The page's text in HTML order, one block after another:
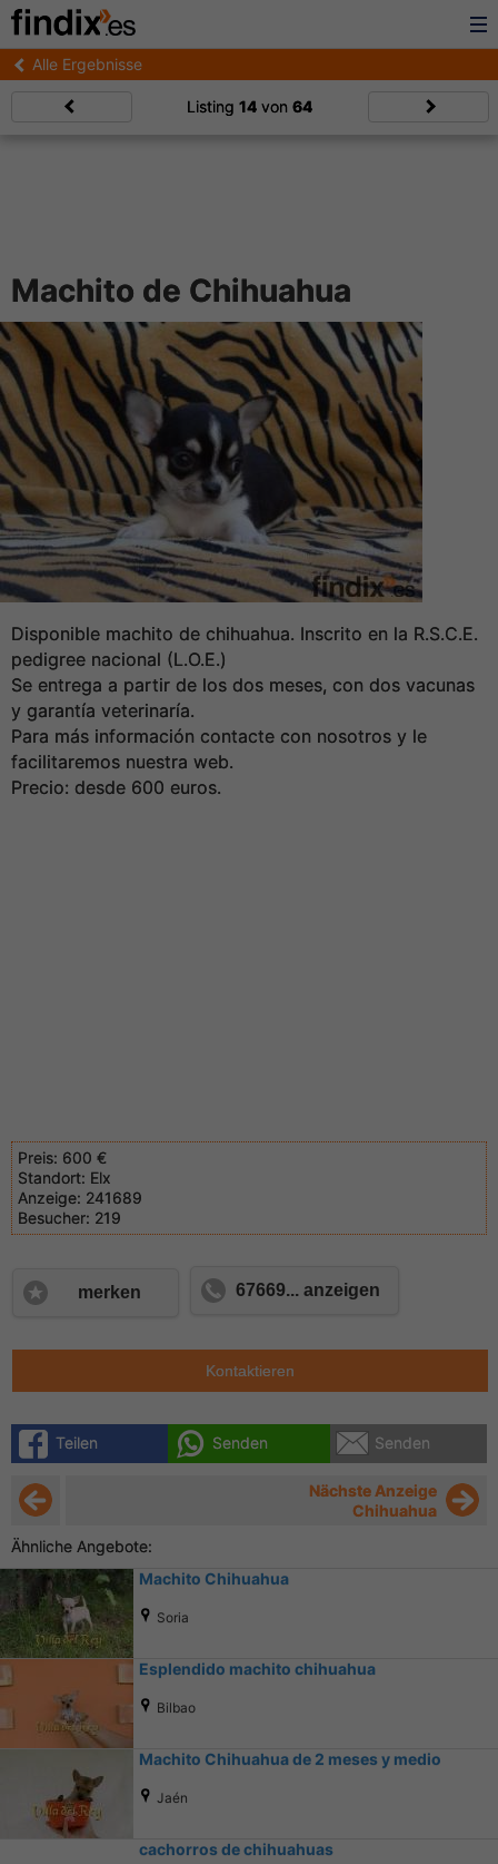
Alle Ergebnisse
Listing 14von 64
Machito de Chihuahua
Disponible machito de chihuahua. Inscrito en la R.S.C.E.
pedigree nacional (L.O.E.)
Se entrega a partir de los dos meses, con dos vacunas
y garantía veterinaría.
Para más información contacte con nosotros y le
facilitaremos nuestra web.
Precio: desde 600 euros.
Preis: 600 €
Standort: Elx
Anzeige: 241689
Besucher: 219
merken 67669... anzeigen
Kontaktieren
Teilen Senden Senden
Nächste Anzeige
Chihuahua
Ähnliche Angebote:
Machito Chihuahua
Soria
Esplendido machito chihuahua
Bilbao
Machito Chihuahua de 2 meses y medio
Jaén
cachorros de chihuahuas